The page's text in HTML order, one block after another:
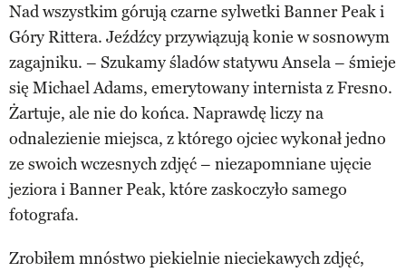
Nad wszystkim górują czarne sylwetki Banner Peak i
Góry Rittera. Jeźdźcy przywiązują konie w sosnowym
zagajniku. – Szukamy śladów statywu Ansela – śmieje
się Michael Adams, emerytowany internista z Fresno.
Żartuje, ale nie do końca. Naprawdę liczy na
odnalezienie miejsca, z którego ojciec wykonał jedno
ze swoich wczesnych zdjęć – niezapomniane ujęcie
jeziora i Banner Peak, które zaskoczyło samego
fotografa.
Zrobiłem mnóstwo piekielnie nieciekawych zdjęć,